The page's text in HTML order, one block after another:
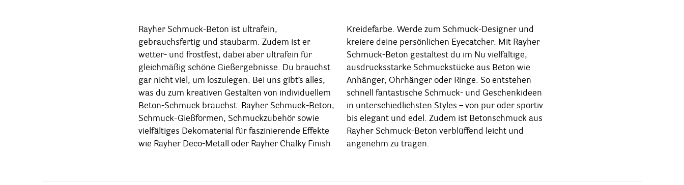
Rayher Schmuck-Beton ist ultrafein,
gebrauchsfertig und staubarm. Zudem ist er
wetter- und frostfest, dabei aber ultrafein für
gleichmäßig schöne Gießergebnisse. Du brauchst
gar nicht viel, um loszulegen. Bei uns gibt’s alles,
was du zum kreativen Gestalten von individuellem
Beton-Schmuck brauchst: Rayher Schmuck-Beton,
Schmuck-Gießformen, Schmuckzubehör sowie
vielfältiges Dekomaterial für faszinierende Effekte
wie Rayher Deco-Metall oder Rayher Chalky Finish
Kreidefarbe. Werde zum Schmuck-Designer und
kreiere deine persönlichen Eyecatcher. Mit Rayher
Schmuck-Beton gestaltest du im Nu vielfältige,
ausdrucksstarke Schmuckstücke aus Beton wie
Anhänger, Ohrhänger oder Ringe. So entstehen
schnell fantastische Schmuck- und Geschenkideen
in unterschiedlichsten Styles – von pur oder sportiv
bis elegant und edel. Zudem ist Betonschmuck aus
Rayher Schmuck-Beton verblüffend leicht und
angenehm zu tragen.